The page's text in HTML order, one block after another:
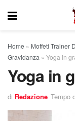
Home » Moffeti Trainer
Gravidanza » Yoga in
Yoga in
di Redazione Tempo